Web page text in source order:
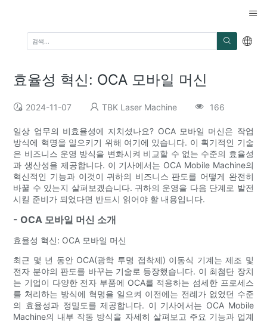
효율성 혁신: OCA 모바일 머신
2024-11-07 TBK Laser Machine 166
일상 업무의 비효율성에 지치셨나요? OCA 모바일 머신은 작업
방식에 혁명을 일으키기 위해 여기에 있습니다. 이 획기적인 기술
은 비즈니스 운영 방식을 변화시켜 비교할 수 없는 수준의 효율성
과 생산성을 제공합니다. 이 기사에서는 OCA Mobile Machine의
혁신적인 기능과 이것이 귀하의 비즈니스 판도를 어떻게 완전히
바꿀 수 있는지 살펴보겠습니다. 귀하의 운영을 다음 단계로 발전
시킬 준비가 되었다면 반드시 읽어야 할 내용입니다.
- OCA 모바일 머신 소개
효율성 혁신: OCA 모바일 머신
최근 몇 년 동안 OCA(광학 투명 접착제) 이동식 기계는 제조 및
전자 분야의 판도를 바꾸는 기술로 등장했습니다. 이 최첨단 장치
는 기업이 다양한 전자 부품에 OCA를 적용하는 섬세한 프로세스
를 처리하는 방식에 혁명을 일으켜 이전에는 전례가 없었던 수준
의 효율성과 정밀도를 제공합니다. 이 기사에서는 OCA Mobile
Machine의 내부 작동 방식을 자세히 살펴보고 주요 기능과 업계